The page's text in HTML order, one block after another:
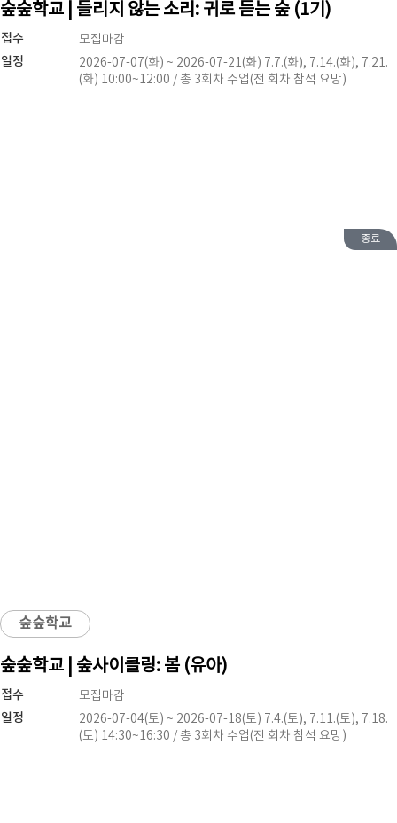
숲숲학교 | 들리지 않는 소리: 귀로 듣는 숲 (1기)
접수 모집마감
일정
2026-07-07(화) ~ 2026-07-21(화) 7.7.(화), 7.14.(화), 7.21.
(화) 10:00~12:00 / 총 3회차 수업(전 회차 참석 요망)
종료
숲숲학교
숲숲학교 | 숲사이클링: 봄 (유아)
접수 모집마감
일정
2026-07-04(토) ~ 2026-07-18(토) 7.4.(토), 7.11.(토), 7.18.
(토) 14:30~16:30 / 총 3회차 수업(전 회차 참석 요망)